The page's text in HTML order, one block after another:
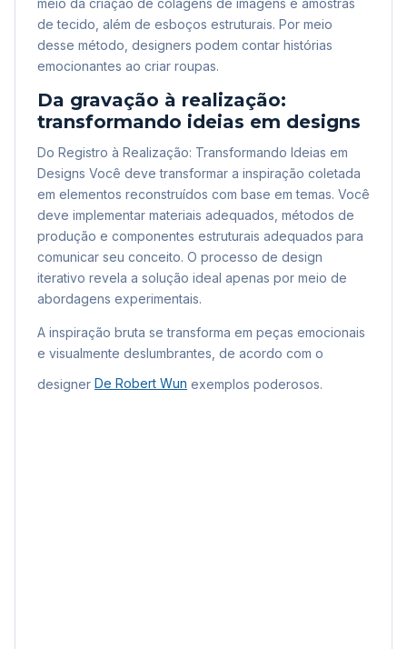
meio da criação de colagens de imagens e amostras
de tecido, além de esboços estruturais. Por meio
desse método, designers podem contar histórias
emocionantes ao criar roupas.
Da gravação à realização:
transformando ideias em designs
Do Registro à Realização: Transformando Ideias em
Designs Você deve transformar a inspiração coletada
em elementos reconstruídos com base em temas. Você
deve implementar materiais adequados, métodos de
produção e componentes estruturais adequados para
comunicar seu conceito. O processo de design
iterativo revela a solução ideal apenas por meio de
abordagens experimentais.
A inspiração bruta se transforma em peças emocionais
e visualmente deslumbrantes, de acordo com o
designer De Robert Wun exemplos poderosos.